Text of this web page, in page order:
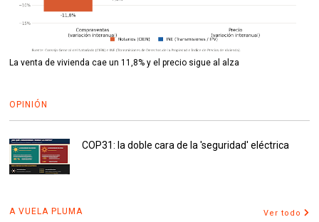
La venta de vivienda cae un 11,8% y el precio sigue al alza
OPINIÓN
COP31: la doble cara de la 'seguridad' eléctrica
A VUELA PLUMA Ver todo